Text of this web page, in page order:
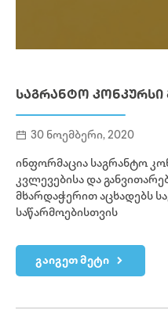
ᲡᲐᲒᲠᲐᲜᲢᲝ ᲙᲝᲜᲙᲣᲠᲡᲘ
30 ნოემბერი, 2020
ინფორმაცია საგრანტო
კვლევებისა და
მხარდაჭერით აცხადებს
საწარმოებისთვის
გაიგეთ მეტი